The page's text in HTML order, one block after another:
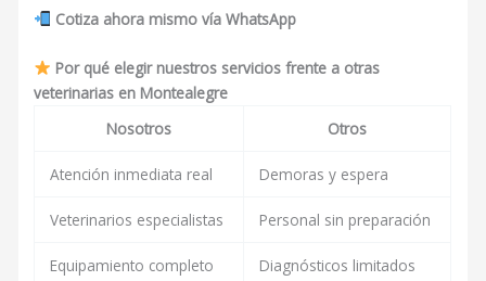
Cotiza ahora mismo vía WhatsApp
Por qué elegir nuestros servicios frente a otras
veterinarias en Montealegre
Nosotros
Otros
Atención inmediata real Demoras y espera
Veterinarios especialistas Personal sin preparación
Equipamiento completo Diagnósticos limitados